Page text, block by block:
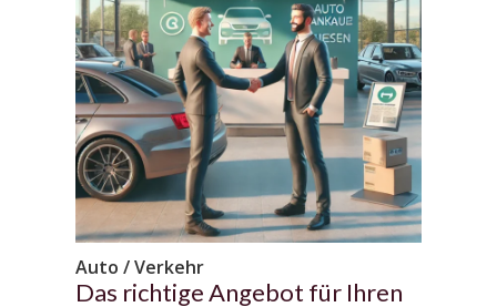
Auto / Verkehr
Das richtige Angebot für Ihren